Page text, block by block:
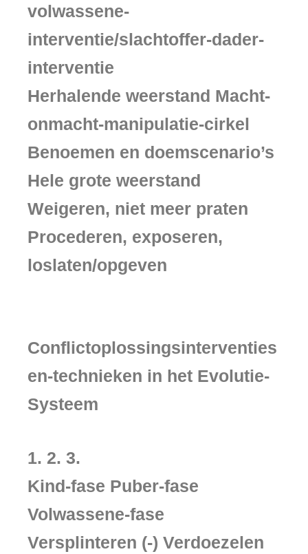
volwassene-
interventie/slachtoffer-dader-
interventie
Herhalende weerstand Macht-
onmacht-manipulatie-cirkel
Benoemen en doemscenario’s
Hele grote weerstand
Weigeren, niet meer praten
Procederen, exposeren,
loslaten/opgeven
Conflictoplossingsinterventies
en-technieken in het Evolutie-
Systeem
1. 2. 3.
Kind-fase Puber-fase
Volwassene-fase
Versplinteren (-) Verdoezelen